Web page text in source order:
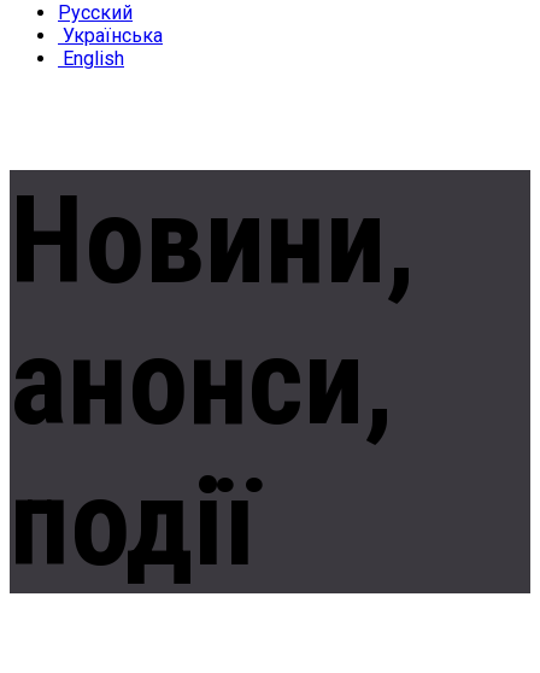
Русский
Українська
English
Новини,
анонси,
події